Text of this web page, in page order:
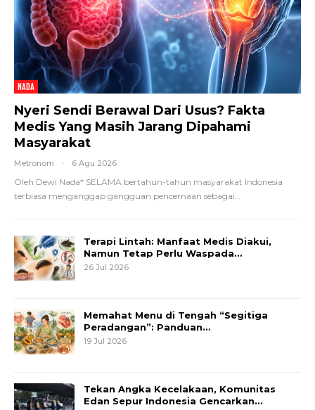
NADA
Nyeri Sendi Berawal Dari Usus? Fakta
Medis Yang Masih Jarang Dipahami
Masyarakat
Metronom 6 Agu 2026
Oleh Dewi Nada* SELAMA bertahun-tahun masyarakat Indonesia
terbiasa menganggap gangguan pencernaan sebagai…
Terapi Lintah: Manfaat Medis Diakui,
Namun Tetap Perlu Waspada…
26 Jul 2026
Memahat Menu di Tengah “Segitiga
Peradangan”: Panduan…
19 Jul 2026
Tekan Angka Kecelakaan, Komunitas
Edan Sepur Indonesia Gencarkan…